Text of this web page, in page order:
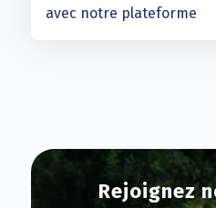
avec notre plateforme
Rejoignez